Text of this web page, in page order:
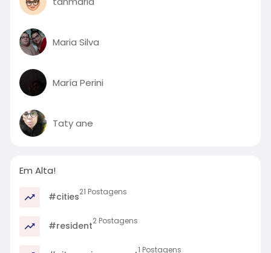
Maria Silva
María Perini
Taty ane
Em Alta!
#cities21 Postagens
#resident2 Postagens
1 Postagens